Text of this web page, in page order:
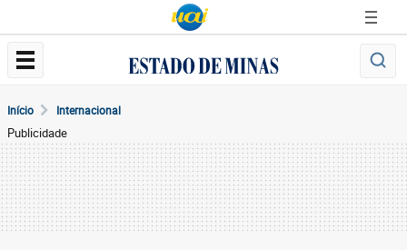
Início Internacional
Publicidade